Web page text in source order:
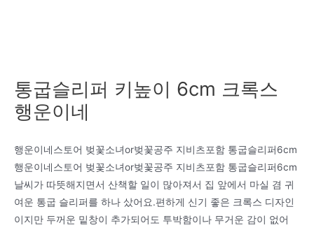
통굽슬리퍼 키높이 6cm 크록스
행운이네
행운이네스토어 벚꽃소녀or벚꽃공주 지비츠포함 통굽슬리퍼6cm
행운이네스토어 벚꽃소녀or벚꽃공주 지비츠포함 통굽슬리퍼6cm
날씨가 따뜻해지면서 산책할 일이 많아져서 집 앞에서 마실 겸 귀
여운 통굽 슬리퍼를 하나 샀어요.편하게 신기 좋은 크록스 디자인
이지만 두꺼운 밑창이 추가되어도 투박함이나 무거운 감이 없어